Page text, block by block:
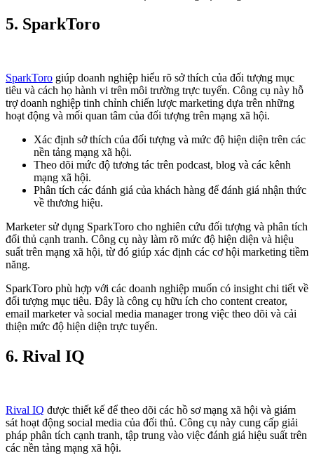
5. SparkToro
SparkToro giúp doanh nghiệp hiểu rõ sở thích của đối tượng mục
tiêu và cách họ hành vi trên môi trường trực tuyến. Công cụ này hỗ
trợ doanh nghiệp tinh chỉnh chiến lược marketing dựa trên những
hoạt động và mối quan tâm của đối tượng trên mạng xã hội.
Xác định sở thích của đối tượng và mức độ hiện diện trên các
nền tảng mạng xã hội.
Theo dõi mức độ tương tác trên podcast, blog và các kênh
mạng xã hội.
Phân tích các đánh giá của khách hàng để đánh giá nhận thức
về thương hiệu.
Marketer sử dụng SparkToro cho nghiên cứu đối tượng và phân tích
đối thủ cạnh tranh. Công cụ này làm rõ mức độ hiện diện và hiệu
suất trên mạng xã hội, từ đó giúp xác định các cơ hội marketing tiềm
năng.
SparkToro phù hợp với các doanh nghiệp muốn có insight chi tiết về
đối tượng mục tiêu. Đây là công cụ hữu ích cho content creator,
email marketer và social media manager trong việc theo dõi và cải
thiện mức độ hiện diện trực tuyến.
6. Rival IQ
Rival IQ được thiết kế để theo dõi các hồ sơ mạng xã hội và giám
sát hoạt động social media của đối thủ. Công cụ này cung cấp giải
pháp phân tích cạnh tranh, tập trung vào việc đánh giá hiệu suất trên
các nền tảng mạng xã hội.